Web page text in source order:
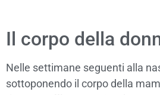
Il corpo della
Nelle settimane seguenti alla
sottoponendo il corpo della